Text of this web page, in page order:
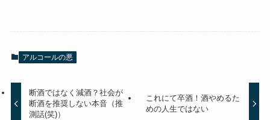
アルコールの悪
断酒ではなく減酒？社会が
断酒を推奨しない本音（推
測話(笑)）
これにて卒酒！酒やめるた
めの人生ではない